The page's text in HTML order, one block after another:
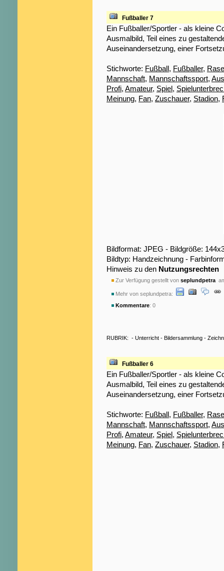
Fußballer 7
Ein Fußballer/Sportler - als kleine
Ausmalbild, Teil eines zu
Auseinandersetzung, einer
Stichworte: Fußball, Fußballer,
Mannschaft, Mannschaftssport,
Profi, Amateur, Spiel,
Meinung, Fan, Zuschauer, Stadion,
Bildformat: JPEG - Bildgröße:
Bildtyp: Handzeichnung -
Hinweis zu den Nutzungsrechten
Zur Verfügung gestellt von seplundpetra
Mehr von seplundpetra:
Kommentare: 0
RUBRIK: - Unterricht - Bildersammlung -
Fußballer 6
Ein Fußballer/Sportler - als kleine
Ausmalbild, Teil eines zu
Auseinandersetzung, einer
Stichworte: Fußball, Fußballer,
Mannschaft, Mannschaftssport,
Profi, Amateur, Spiel,
Meinung, Fan, Zuschauer, Stadion,